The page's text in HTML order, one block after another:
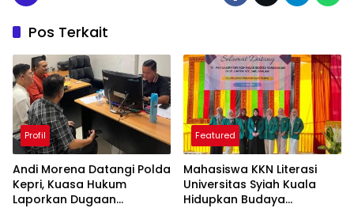
Pos Terkait
Profil
Andi Morena Datangi Polda
Kepri, Kuasa Hukum
Laporkan Dugaan
Featured
Mahasiswa KKN Literasi
Universitas Syiah Kuala
Hidupkan Budaya